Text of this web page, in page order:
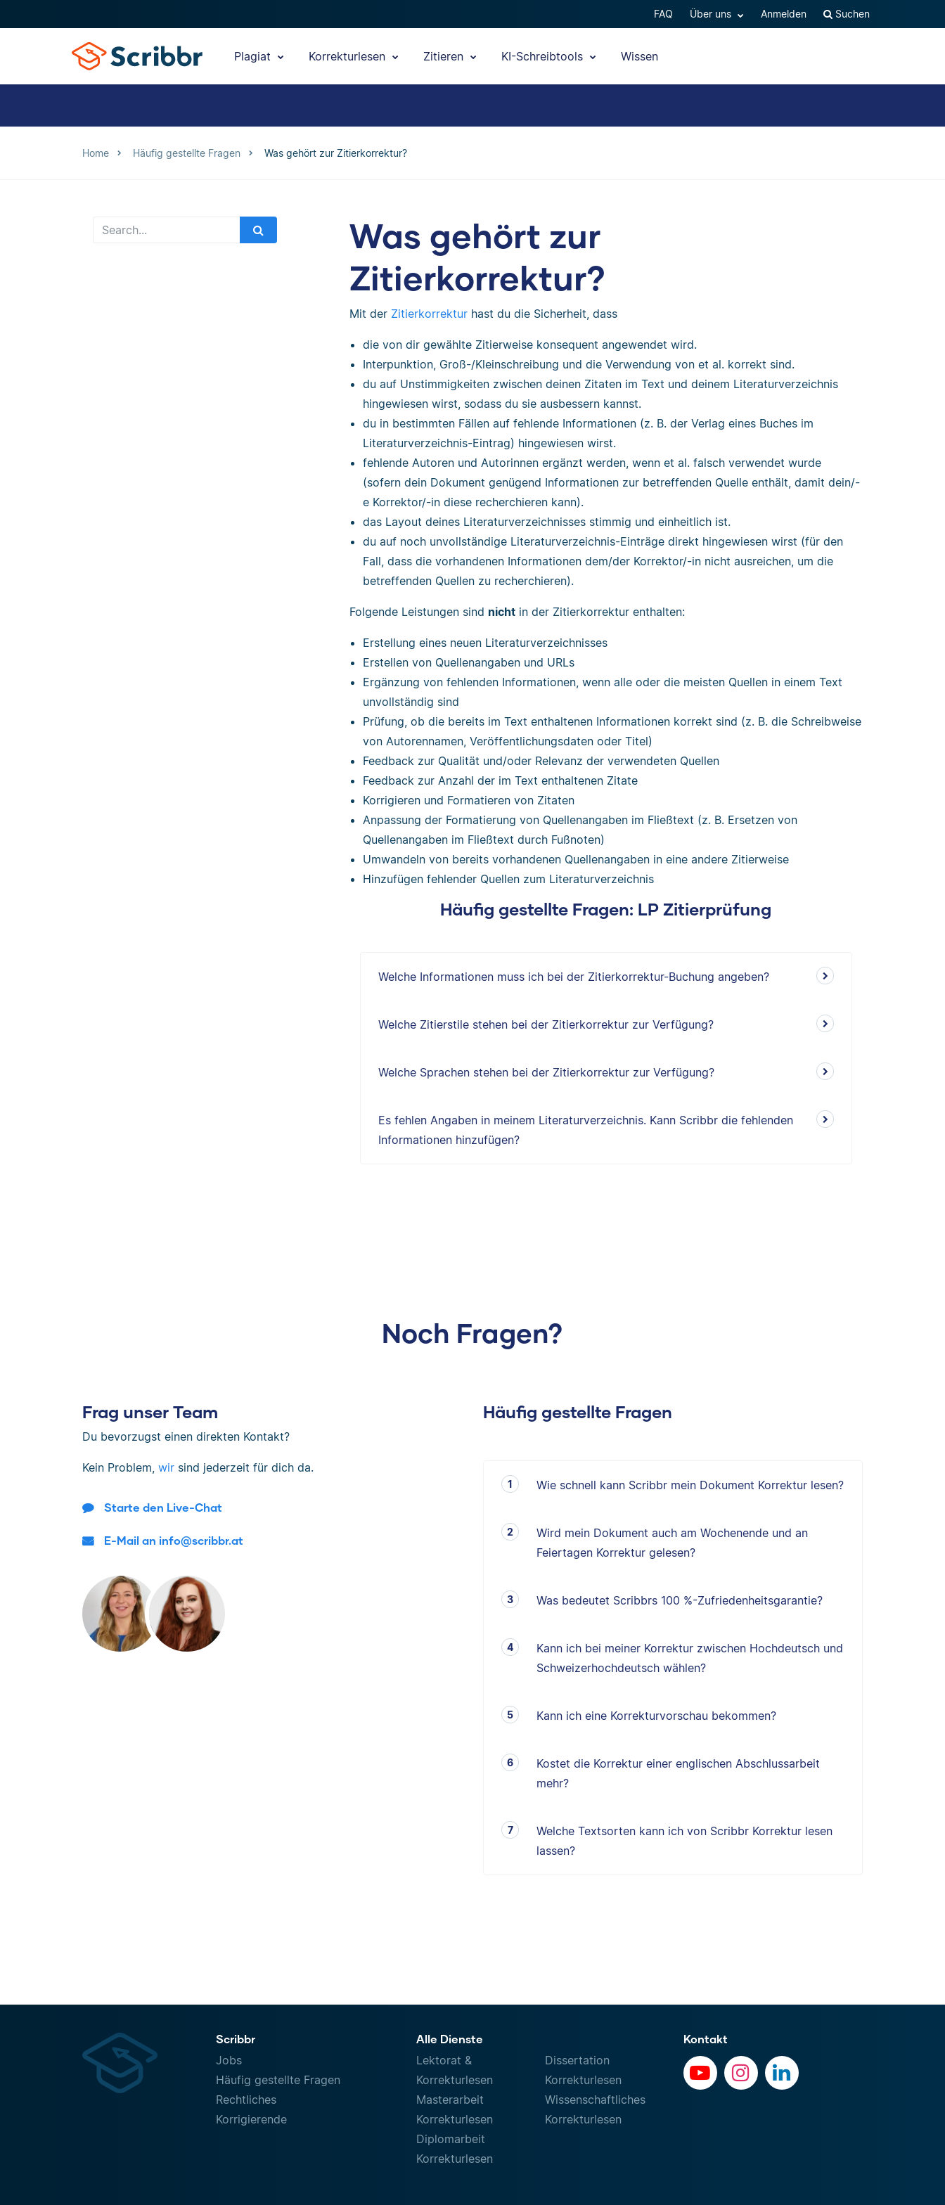
FAQ Über uns Anmelden Suchen
Plagiat Korrekturlesen Zitieren KI-Schreibtools Wissen
Home Häufig gestellte Fragen Was gehört zur Zitierkorrektur?
Was gehört zur
Zitierkorrektur?
Mit der Zitierkorrekturhast du die Sicherheit, dass
die von dir gewählte Zitierweise konsequent angewendet wird.
Interpunktion, Groß-/Kleinschreibung und die Verwendung von et al. korrekt sind.
du auf Unstimmigkeiten zwischen deinen Zitaten im Text und deinem Literaturverzeichnis
hingewiesen wirst, sodass du sie ausbessern kannst.
du in bestimmten Fällen auf fehlende Informationen (z. B. der Verlag eines Buches im
Literaturverzeichnis-Eintrag) hingewiesen wirst.
fehlende Autoren und Autorinnen ergänzt werden, wenn et al. falsch verwendet wurde
(sofern dein Dokument genügend Informationen zur betreffenden Quelle enthält, damit dein/-
e Korrektor/-in diese recherchieren kann).
das Layout deines Literaturverzeichnisses stimmig und einheitlich ist.
du auf noch unvollständige Literaturverzeichnis-Einträge direkt hingewiesen wirst (für den
Fall, dass die vorhandenen Informationen dem/der Korrektor/-in nicht ausreichen, um die
betreffenden Quellen zu recherchieren).
Folgende Leistungen sind nichtin der Zitierkorrektur enthalten:
Erstellung eines neuen Literaturverzeichnisses
Erstellen von Quellenangaben und URLs
Ergänzung von fehlenden Informationen, wenn alle oder die meisten Quellen in einem Text
unvollständig sind
Prüfung, ob die bereits im Text enthaltenen Informationen korrekt sind (z. B. die Schreibweise
von Autorennamen, Veröffentlichungsdaten oder Titel)
Feedback zur Qualität und/oder Relevanz der verwendeten Quellen
Feedback zur Anzahl der im Text enthaltenen Zitate
Korrigieren und Formatieren von Zitaten
Anpassung der Formatierung von Quellenangaben im Fließtext (z. B. Ersetzen von
Quellenangaben im Fließtext durch Fußnoten)
Umwandeln von bereits vorhandenen Quellenangaben in eine andere Zitierweise
Hinzufügen fehlender Quellen zum Literaturverzeichnis
Häufig gestellte Fragen: LP Zitierprüfung
Welche Informationen muss ich bei der Zitierkorrektur-Buchung angeben?
Welche Zitierstile stehen bei der Zitierkorrektur zur Verfügung?
Welche Sprachen stehen bei der Zitierkorrektur zur Verfügung?
Es fehlen Angaben in meinem Literaturverzeichnis. Kann Scribbr die fehlenden
Informationen hinzufügen?
Noch Fragen?
Frag unser Team
Du bevorzugst einen direkten Kontakt?
Kein Problem, wir sind jederzeit für dich da.
Starte den Live-Chat
E-Mail an info@scribbr.at
Häufig gestellte Fragen
Wie schnell kann Scribbr mein Dokument Korrektur lesen?
Wird mein Dokument auch am Wochenende und an
Feiertagen Korrektur gelesen?
Was bedeutet Scribbrs 100 %-Zufriedenheitsgarantie?
Kann ich bei meiner Korrektur zwischen Hochdeutsch und
Schweizerhochdeutsch wählen?
Kann ich eine Korrekturvorschau bekommen?
Kostet die Korrektur einer englischen Abschlussarbeit
mehr?
Welche Textsorten kann ich von Scribbr Korrektur lesen
lassen?
Scribbr
Jobs
Häufig gestellte Fragen
Rechtliches
Korrigierende
Alle Dienste
Lektorat &
Korrekturlesen
Masterarbeit
Korrekturlesen
Diplomarbeit
Korrekturlesen
Dissertation
Korrekturlesen
Wissenschaftliches
Korrekturlesen
Kontakt